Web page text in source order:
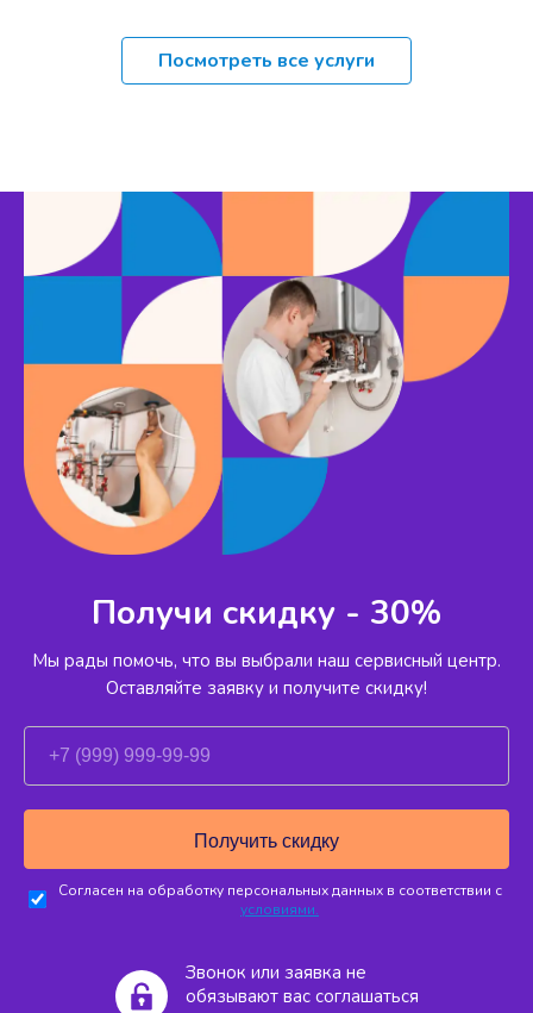
Посмотреть все услуги
Получи скидку - 30%
Мы рады помочь, что вы выбрали наш сервисный центр.
Оставляйте заявку и получите скидку!
Согласен на обработку персональных данных в соответствии с
условиями.
Звонок или заявка не
обязывают вас соглашаться